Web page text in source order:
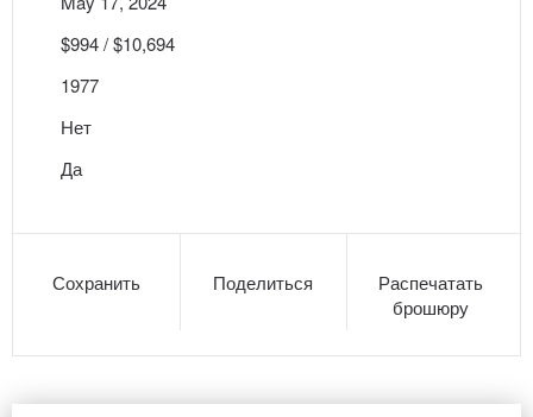
$994 / $10,694
1977
Нет
Да
Сохранить Поделиться
Распечатать
брошюру